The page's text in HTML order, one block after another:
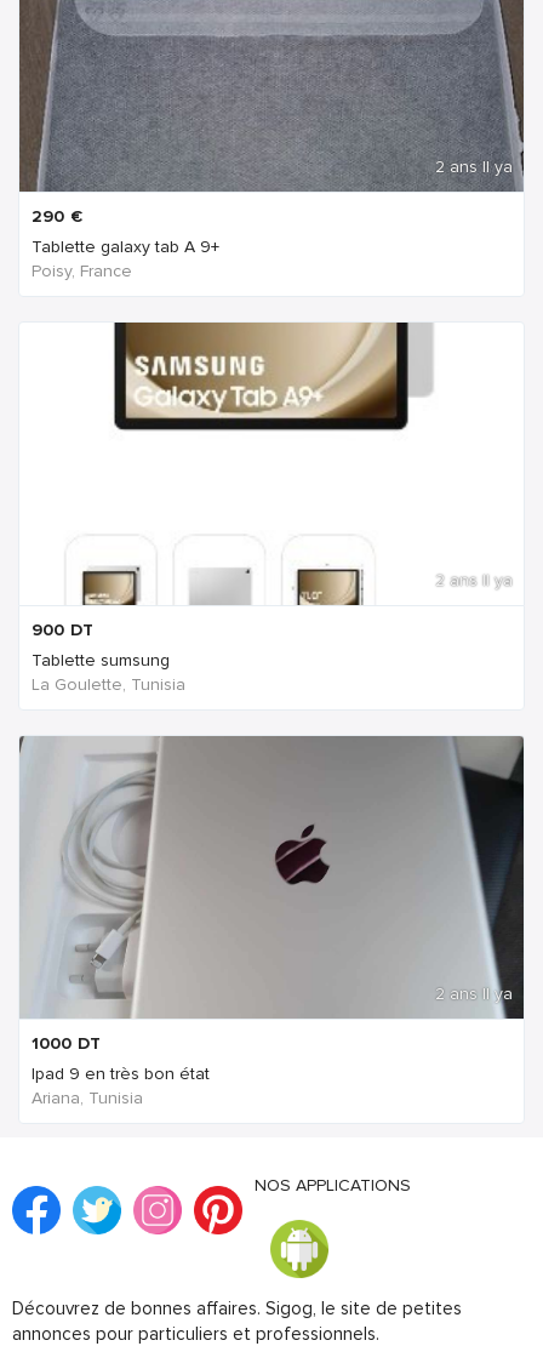
2 ans Il ya
290 €
Tablette galaxy tab A 9+
Poisy, France
2 ans Il ya
900 DT
Tablette sumsung
La Goulette, Tunisia
2 ans Il ya
1000 DT
Ipad 9 en très bon état
Ariana, Tunisia
NOS APPLICATIONS
Découvrez de bonnes affaires. Sigog, le site de petites
annonces pour particuliers et professionnels.